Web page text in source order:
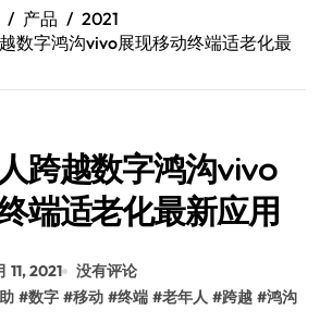
产品
2021
数字鸿沟vivo展现移动终端适老化最
跨越数字鸿沟vivo
端适老化最新应用
11, 2021
没有评论
#数字 #移动 #终端 #老年人 #跨越 #鸿沟